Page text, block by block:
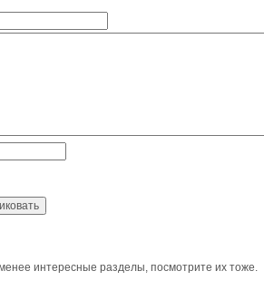
интересные разделы, посмотрите их тоже.